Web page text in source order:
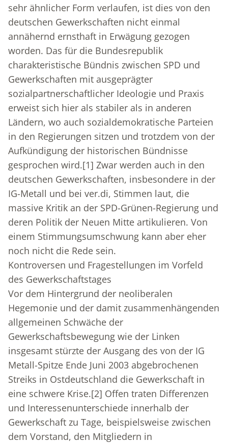
sehr ähnlicher Form verlaufen, ist dies von den
deutschen Gewerkschaften nicht einmal
annähernd ernsthaft in Erwägung gezogen
worden. Das für die Bundesrepublik
charakteristische Bündnis zwischen SPD und
Gewerkschaften mit ausgeprägter
sozialpartnerschaftlicher Ideologie und Praxis
erweist sich hier als stabiler als in anderen
Ländern, wo auch sozialdemokratische Parteien
in den Regierungen sitzen und trotzdem von der
Aufkündigung der historischen Bündnisse
gesprochen wird.[1] Zwar werden auch in den
deutschen Gewerkschaften, insbesondere in der
IG-Metall und bei ver.di, Stimmen laut, die
massive Kritik an der SPD-Grünen-Regierung und
deren Politik der Neuen Mitte artikulieren. Von
einem Stimmungsumschwung kann aber eher
noch nicht die Rede sein.
Kontroversen und Fragestellungen im Vorfeld
des Gewerkschaftstages
Vor dem Hintergrund der neoliberalen
Hegemonie und der damit zusammenhängenden
allgemeinen Schwäche der
Gewerkschaftsbewegung wie der Linken
insgesamt stürzte der Ausgang des von der IG
Metall-Spitze Ende Juni 2003 abgebrochenen
Streiks in Ostdeutschland die Gewerkschaft in
eine schwere Krise.[2] Offen traten Differenzen
und Interessenunterschiede innerhalb der
Gewerkschaft zu Tage, beispielsweise zwischen
dem Vorstand, den Mitgliedern in